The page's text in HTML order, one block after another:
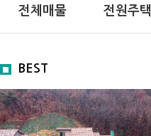
전체매물 전원주택
BEST